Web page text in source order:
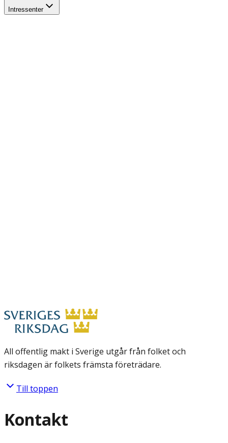
Intressenter
All offentlig makt i Sverige utgår från folket och
riksdagen är folkets främsta företrädare.
Till toppen
Kontakt